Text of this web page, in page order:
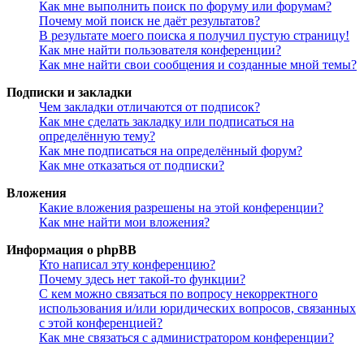
Как мне выполнить поиск по форуму или форумам?
Почему мой поиск не даёт результатов?
В результате моего поиска я получил пустую страницу!
Как мне найти пользователя конференции?
Как мне найти свои сообщения и созданные мной темы?
Подписки и закладки
Чем закладки отличаются от подписок?
Как мне сделать закладку или подписаться на
определённую тему?
Как мне подписаться на определённый форум?
Как мне отказаться от подписки?
Вложения
Какие вложения разрешены на этой конференции?
Как мне найти мои вложения?
Информация о phpBB
Кто написал эту конференцию?
Почему здесь нет такой-то функции?
С кем можно связаться по вопросу некорректного
использования и/или юридических вопросов, связанных
с этой конференцией?
Как мне связаться с администратором конференции?